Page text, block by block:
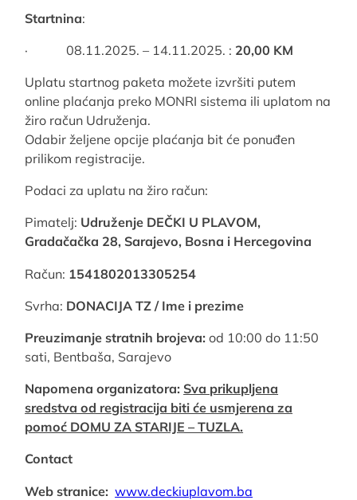
Startnina:
· 08.11.2025. – 14.11.2025. : 20,00 KM
Uplatu startnog paketa možete izvršiti putem
online plaćanja preko MONRI sistema ili uplatom na
žiro račun Udruženja.
Odabir željene opcije plaćanja bit će ponuđen
prilikom registracije.
Podaci za uplatu na žiro račun:
Pimatelj: Udruženje DEČKI U PLAVOM,
Gradačačka 28, Sarajevo, Bosna i Hercegovina
Račun: 1541802013305254
Svrha: DONACIJA TZ / Ime i prezime
Preuzimanje stratnih brojeva: od 10:00 do 11:50
sati, Bentbaša, Sarajevo
Napomena organizatora: Sva prikupljena
sredstva od registracija biti će usmjerena za
pomoć DOMU ZA STARIJE – TUZLA.
Contact
Web stranice: www.deckiuplavom.ba